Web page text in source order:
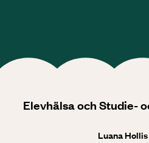
Elevhälsa och Studie-
Luana